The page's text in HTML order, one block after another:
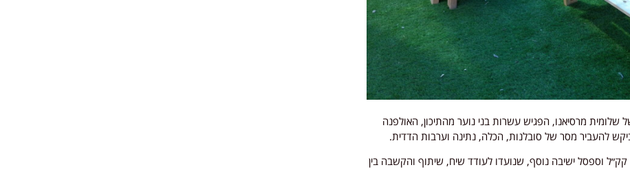
שלומית מרסיאנו, הפגיש עשרות בני נוער מהתיכון, האולפנה
להעביר מסר של סובלנות, הכלה, נתינה וערבות הדדית.
וספסל ישיבה נוסף, שנועדו לעודד שיח, שיתוף והקשבה בין